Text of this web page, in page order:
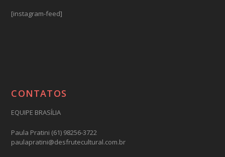
[instagram-feed]
CONTATOS
EQUIPE BRASÍLIA
Paula Pratini (61) 98256-3722
paulapratini@desfrutecultural.com.br